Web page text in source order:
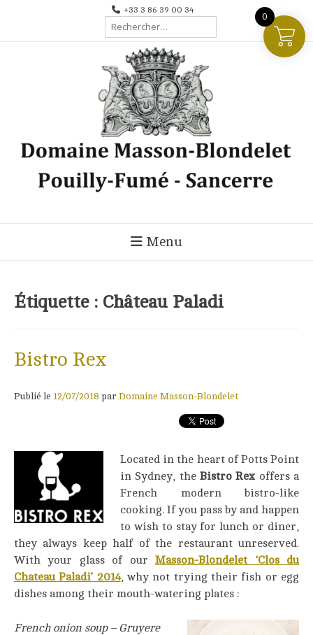
+33 3 86 39 00 34
Rechercher :
Menu
Étiquette : Château Paladi
Bistro Rex
Publié le 12/07/2018 par Domaine Masson-Blondelet
Located in the heart of Potts Point
in Sydney, the Bistro Rex offers a
French modern bistro-like
cooking. If you pass by and happen
to wish to stay for lunch or diner,
they always keep half of the restaurant unreserved.
With your glass of ourMasson-Blondelet ‘Clos du
Chateau Paladi’ 2014, why not trying their fish or egg
dishes among their mouth-watering plates :
French onion soup – Gruyere
0